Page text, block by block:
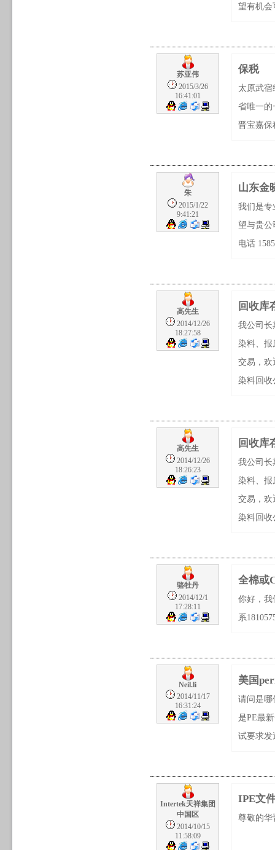
望有机会
苏亚伟
2015/3/26
16:41:01
保税
太原武宿
省唯一的
晋宝嘉保
朱
2015/1/22
9:41:21
山东金
我们是专
望与贵公
电话
高先生
2014/12/26
18:27:58
回收库
我公司长
染料、报
交易，欢
染料回收
高先生
2014/12/26
18:26:23
回收库
我公司长
染料、报
交易，欢
染料回收
骆牡丹
2014/12/1
17:28:11
全棉或
你好，我
系
Neil.li
2014/11/17
16:31:24
美国
请问是哪
是PE最
试要求发
Intertek天祥集团
中国区
2014/10/15
11:58:09
IPE文
尊敬的华